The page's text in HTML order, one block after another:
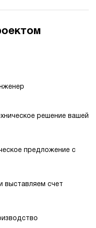
решение вашей
предложение с
выставляем счет